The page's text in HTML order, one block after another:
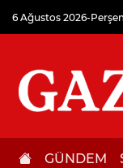
6 Ağustos 2026-
GÜNDEM